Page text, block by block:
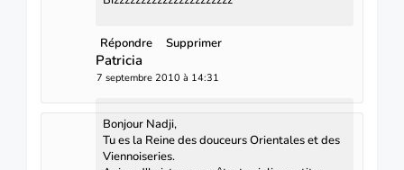
Répondre Supprimer
Patricia
7 septembre 2010 à 14:31
Bonjour Nadji,
Tu es la Reine des douceurs Orientales et des
Viennoiseries.